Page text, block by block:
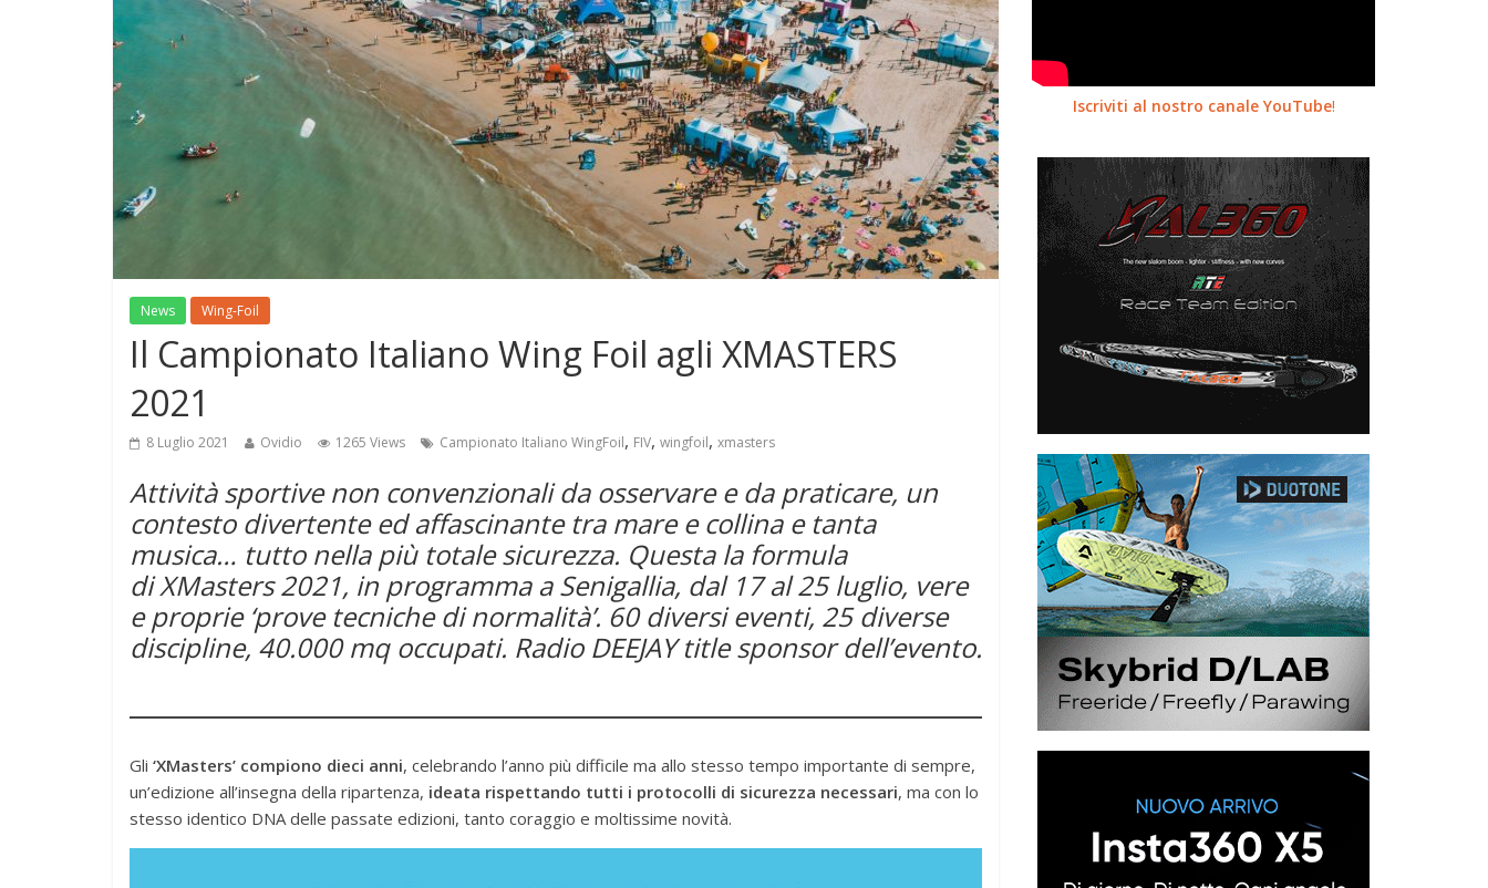
News Wing-Foil
Il Campionato Italiano Wing Foil agli XMASTERS
2021
8 Luglio 2021 Ovidio 1265 Views Campionato Italiano WingFoil, FIV, wingfoil, xmasters
Attività sportive non convenzionali da osservare e da praticare, un
contesto divertente ed affascinante tra mare e collina e tanta
musica… tutto nella più totale sicurezza. Questa la formula
di XMasters 2021, in programma a Senigallia, dal 17 al 25 luglio, vere
e proprie ‘prove tecniche di normalità’. 60 diversi eventi, 25 diverse
discipline, 40.000 mq occupati. Radio DEEJAY title sponsor dell’evento.
Gli ‘XMasters’ compiono dieci anni, celebrando l’anno più difficile ma allo stesso tempo importante di sempre,
un’edizione all’insegna della ripartenza, ideata rispettando tutti i protocolli di sicurezza necessari, ma con lo
stesso identico DNA delle passate edizioni, tanto coraggio e moltissime novità.
Iscriviti al nostro canale YouTube!